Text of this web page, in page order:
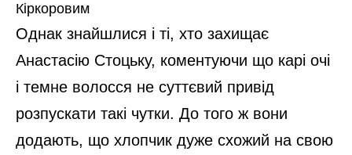
Кіркоровим
Однак знайшлися і ті, хто захищає
Анастасію Стоцьку, коментуючи що карі очі
і темне волосся не суттєвий привід
розпускати такі чутки. До того ж вони
додають, що хлопчик дуже схожий на свою